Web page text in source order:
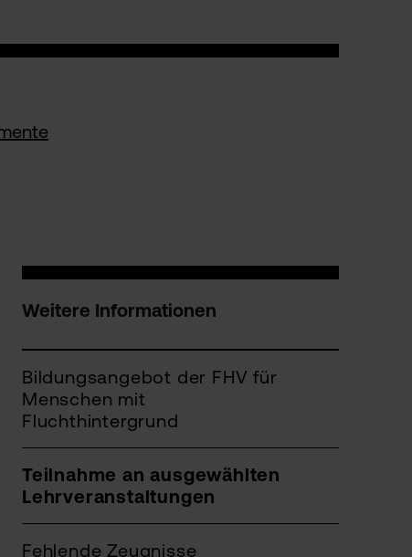
Weitere Informationen
Bildungsangebot der FHV für
Menschen mit
Fluchthintergrund
Teilnahme an ausgewählten
Lehrveranstaltungen
Fehlende Zeugnisse